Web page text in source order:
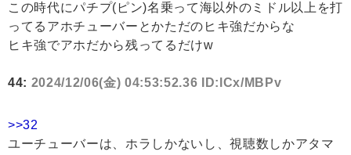
この時代にパチプ(ピン)名乗って海以外のミドル以上を打
ってるアホチューバーとかただのヒキ強だからな
ヒキ強でアホだから残ってるだけw
44: 2024/12/06(金) 04:53:52.36 ID:lCx/MBPv
>>32
ユーチューバーは、ホラしかないし、視聴数しかアタマ